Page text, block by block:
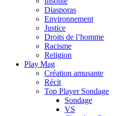
Diasporas
Environnement
Justice
Droits de l’homme
Racisme
Religion
Play Mag
Création amusante
Récit
Top Player Sondage
Sondage
VS